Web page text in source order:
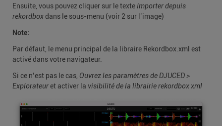
Ensuite, vous pouvez cliquer sur le texte Importer depuis
rekordboxdans le sous-menu (voir 2 sur l’image)
Note:
Par défaut, le menu principal de la libraire Rekordbox.xml est
activé dans votre navigateur.
Si ce n’est pas le cas, Ouvrez les paramètres de DJUCED >
Explorateuret activer la visibilité de la librairie rekordbox xml